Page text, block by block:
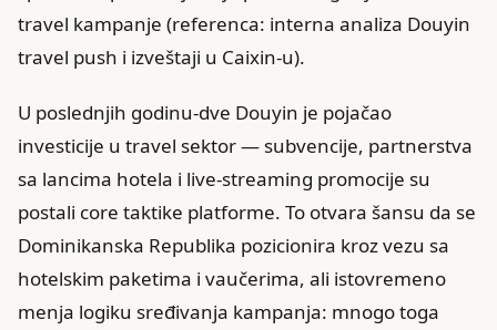
travel kampanje (referenca: interna analiza Douyin
travel push i izveštaji u Caixin-u).
U poslednjih godinu-dve Douyin je pojačao
investicije u travel sektor — subvencije, partnerstva
sa lancima hotela i live-streaming promocije su
postali core taktike platforme. To otvara šansu da se
Dominikanska Republika pozicionira kroz vezu sa
hotelskim paketima i vaučerima, ali istovremeno
menja logiku sređivanja kampanja: mnogo toga